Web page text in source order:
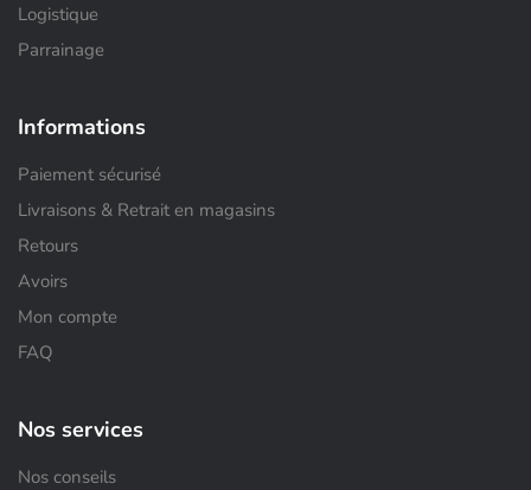
Logistique
Parrainage
Informations
Paiement sécurisé
Livraisons & Retrait en magasins
Retours
Avoirs
Mon compte
FAQ
Nos services
Nos conseils